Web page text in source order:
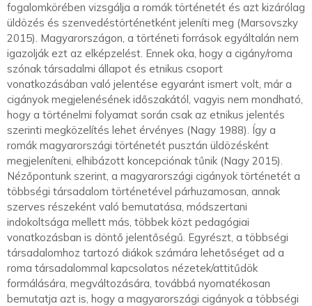
fogalomkörében vizsgálja a romák történetét és azt kizárólag
üldözés és szenvedéstörténetként jeleníti meg (Marsovszky
2015). Magyarországon, a történeti források egyáltalán nem
igazolják ezt az elképzelést. Ennek oka, hogy a cigány/roma
szónak társadalmi állapot és etnikus csoport
vonatkozásában való jelentése egyaránt ismert volt, már a
cigányok megjelenésének időszakától, vagyis nem mondható,
hogy a történelmi folyamat során csak az etnikus jelentés
szerinti megközelítés lehet érvényes (Nagy 1988). Így a
romák magyarországi történetét pusztán üldözésként
megjeleníteni, elhibázott koncepciónak tűnik (Nagy 2015).
Nézőpontunk szerint, a magyarországi cigányok történetét a
többségi társadalom történetével párhuzamosan, annak
szerves részeként való bemutatása, módszertani
indokoltsága mellett más, többek közt pedagógiai
vonatkozásban is döntő jelentőségű. Egyrészt, a többségi
társadalomhoz tartozó diákok számára lehetőséget ad a
roma társadalommal kapcsolatos nézetek/attitűdök
formálására, megváltozására, továbbá nyomatékosan
bemutatja azt is, hogy a magyarországi cigányok a többségi